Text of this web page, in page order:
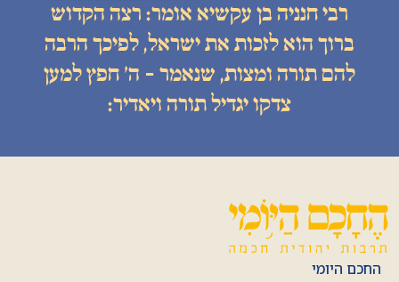
רבי חנניה בן עקשיא אומר: רצה הקדוש
ברוך הוא לזכות את ישראל, לפיכך הרבה
להם תורה ומצות, שנאמר - ה׳ חפץ למען
צדקו יגדיל תורה ויאדיר:
החכם היומי